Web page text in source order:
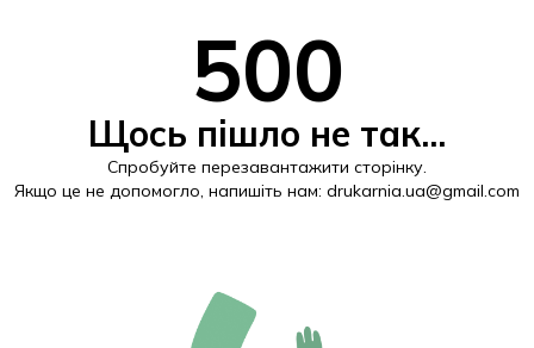
500
Щось пішло не так...
Спробуйте перезавантажити сторінку.
Якщо це не допомогло, напишіть нам: drukarnia.ua@gmail.com